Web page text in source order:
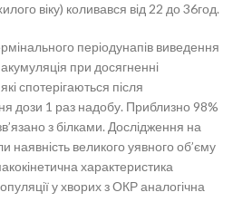
віку) коливався від 22 до 36год.
періодунапів виведення
при досягненні
спотерігаються після
дози 1 раз надобу. Приблизно 98%
з білками. Дослідження на
наявність великого уявного об’єму
характеристика
у хворих з ОКР аналогічна